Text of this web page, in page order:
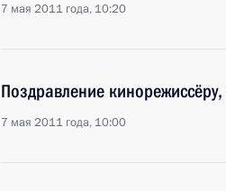
7 мая 2011 года, 10:20
Поздравление
7 мая 2011 года, 10:00